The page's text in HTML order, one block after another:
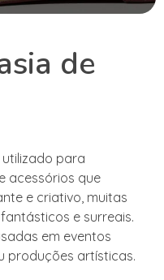
de
para
acessórios que
e criativo, muitas
e surreais.
em eventos
produções artísticas.